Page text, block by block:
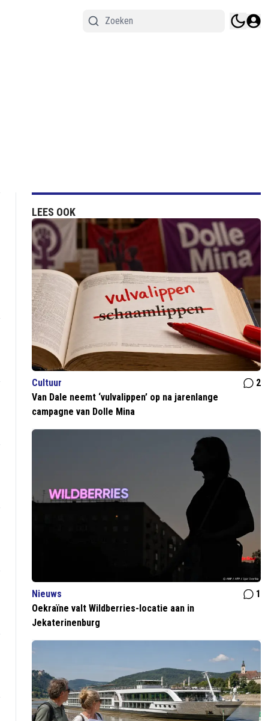
LEES OOK
Cultuur
2
Van Dale neemt ‘vulvalippen’ op na jarenlange
campagne van Dolle Mina
Nieuws
1
Oekraïne valt Wildberries-locatie aan in
Jekaterinenburg